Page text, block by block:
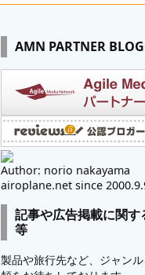
AMN PARTNER
Author: norio nakayama
airoplane.net since
記事や広告掲載に関す
等
製品や旅行先など、ジャン